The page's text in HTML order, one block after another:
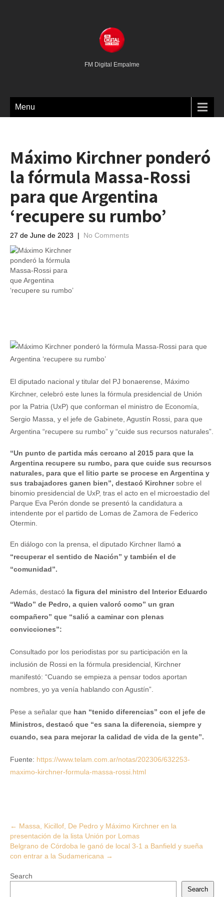
FM Digital Empalme
Menu
Máximo Kirchner ponderó
la fórmula Massa-Rossi
para que Argentina
‘recupere su rumbo’
27 de June de 2023 | No Comments
El diputado nacional y titular del PJ bonaerense, Máximo
Kirchner, celebró este lunes la fórmula presidencial de Unión
por la Patria (UxP) que conforman el ministro de Economía,
Sergio Massa, y el jefe de Gabinete, Agustín Rossi, para que
Argentina “recupere su rumbo” y “cuide sus recursos naturales”.
“Un punto de partida más cercano al 2015 para que la
Argentina recupere su rumbo, para que cuide sus recursos
naturales, para que el litio parte se procese en Argentina y
sus trabajadores ganen bien”, destacó Kirchnersobre el
binomio presidencial de UxP, tras el acto en el microestadio del
Parque Eva Perón donde se presentó la candidatura a
intendente por el partido de Lomas de Zamora de Federico
Otermin.
En diálogo con la prensa, el diputado Kirchner llamó a
“recuperar el sentido de Nación” y también el de
“comunidad”.
Además, destacó la figura del ministro del Interior Eduardo
“Wado” de Pedro, a quien valoró como” un gran
compañero” que “salió a caminar con plenas
convicciones”:
Consultado por los periodistas por su participación en la
inclusión de Rossi en la fórmula presidencial, Kirchner
manifestó: “Cuando se empieza a pensar todos aportan
nombres, yo ya venía hablando con Agustín”.
Pese a señalar que han “tenido diferencias” con el jefe de
Ministros, destacó que “es sana la diferencia, siempre y
cuando, sea para mejorar la calidad de vida de la gente”.
Fuente: https://www.telam.com.ar/notas/202306/632253-
maximo-kirchner-formula-massa-rossi.html
Post
navigation
← Massa, Kicillof, De Pedro y Máximo Kirchner en la
presentación de la lista Unión por Lomas
Belgrano de Córdoba le ganó de local 3-1 a Banfield y sueña
con entrar a la Sudamericana →
Search
Search